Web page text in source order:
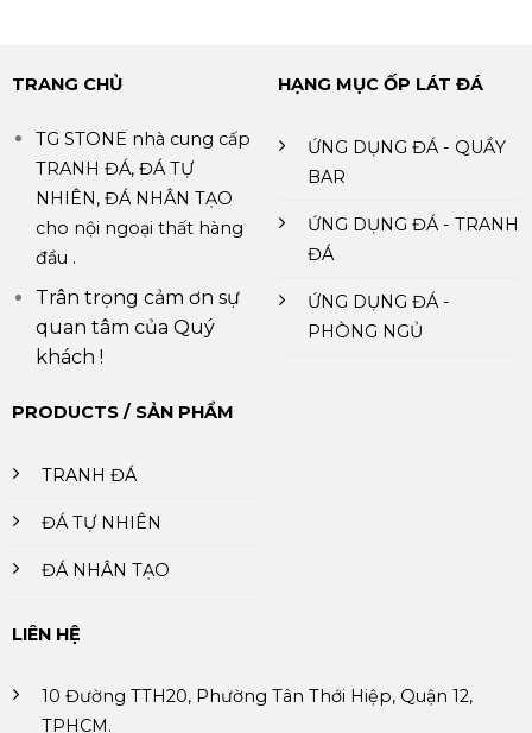
TRANG CHỦ
TG STONE nhà cung cấp
TRANH ĐÁ, ĐÁ TỰ
NHIÊN, ĐÁ NHÂN TẠO
cho nội ngoại thất hàng
đầu .
Trân trọng cảm ơn sự
quan tâm của Quý
khách !
HẠNG MỤC ỐP LÁT ĐÁ
ỨNG DỤNG ĐÁ - QUẦY
BAR
ỨNG DỤNG ĐÁ - TRANH
ĐÁ
ỨNG DỤNG ĐÁ -
PHÒNG NGỦ
PRODUCTS / SẢN PHẨM
TRANH ĐÁ
ĐÁ TỰ NHIÊN
ĐÁ NHÂN TẠO
LIÊN HỆ
10 Đường TTH20, Phường Tân Thới Hiệp, Quận 12,
TPHCM.